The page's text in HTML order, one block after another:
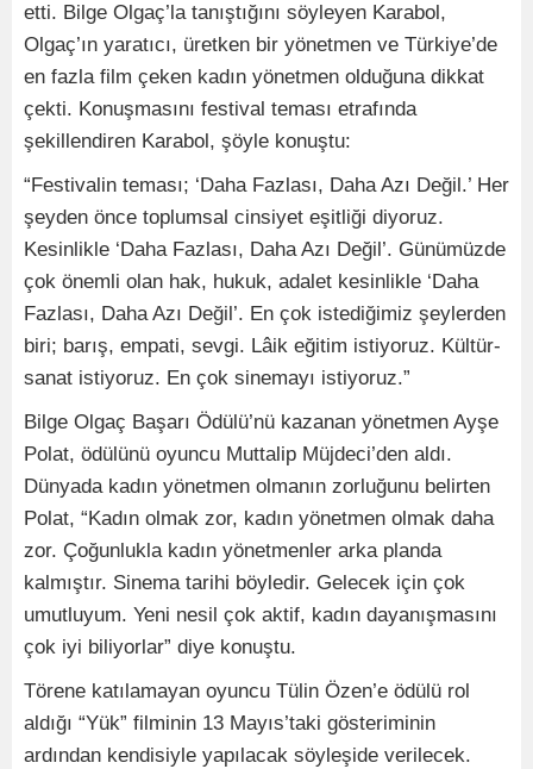
etti. Bilge Olgaç’la tanıştığını söyleyen Karabol,
Olgaç’ın yaratıcı, üretken bir yönetmen ve Türkiye’de
en fazla film çeken kadın yönetmen olduğuna dikkat
çekti. Konuşmasını festival teması etrafında
şekillendiren Karabol, şöyle konuştu:
“Festivalin teması; ‘Daha Fazlası, Daha Azı Değil.’ Her
şeyden önce toplumsal cinsiyet eşitliği diyoruz.
Kesinlikle ‘Daha Fazlası, Daha Azı Değil’. Günümüzde
çok önemli olan hak, hukuk, adalet kesinlikle ‘Daha
Fazlası, Daha Azı Değil’. En çok istediğimiz şeylerden
biri; barış, empati, sevgi. Lâik eğitim istiyoruz. Kültür-
sanat istiyoruz. En çok sinemayı istiyoruz.”
Bilge Olgaç Başarı Ödülü’nü kazanan yönetmen Ayşe
Polat, ödülünü oyuncu Muttalip Müjdeci’den aldı.
Dünyada kadın yönetmen olmanın zorluğunu belirten
Polat, “Kadın olmak zor, kadın yönetmen olmak daha
zor. Çoğunlukla kadın yönetmenler arka planda
kalmıştır. Sinema tarihi böyledir. Gelecek için çok
umutluyum. Yeni nesil çok aktif, kadın dayanışmasını
çok iyi biliyorlar” diye konuştu.
Törene katılamayan oyuncu Tülin Özen’e ödülü rol
aldığı “Yük” filminin 13 Mayıs’taki gösteriminin
ardından kendisiyle yapılacak söyleşide verilecek.